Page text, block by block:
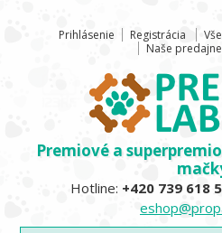
Prihlásenie Registrácia
Naše predajne
Premiové a
Hotline: +420 739 618